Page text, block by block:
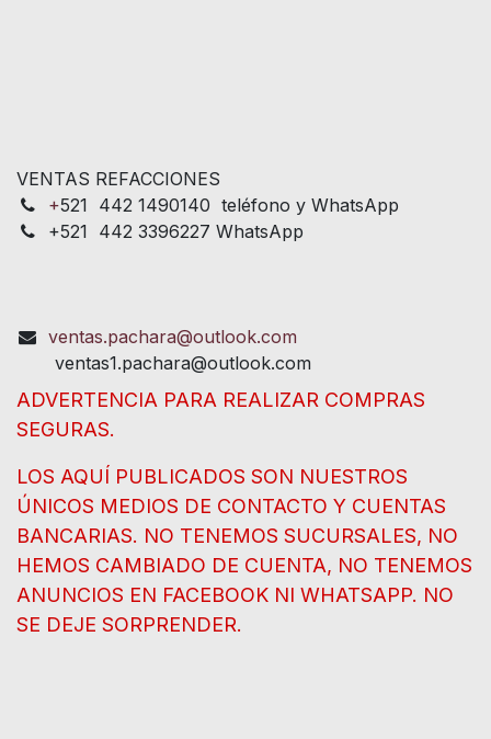
VENTAS REFACCIONES
+521 442 1490140 teléfono y WhatsApp
+521 442 3396227 WhatsApp
ventas.pachara@outlook.com
ventas1.pachara@outlook.com
ADVERTENCIA PARA REALIZAR COMPRAS
SEGURAS.
LOS AQUÍ PUBLICADOS SON NUESTROS
ÚNICOS MEDIOS DE CONTACTO Y CUENTAS
BANCARIAS. NO TENEMOS SUCURSALES, NO
HEMOS CAMBIADO DE CUENTA, NO TENEMOS
ANUNCIOS EN FACEBOOK NI WHATSAPP. NO
SE DEJE SORPRENDER.